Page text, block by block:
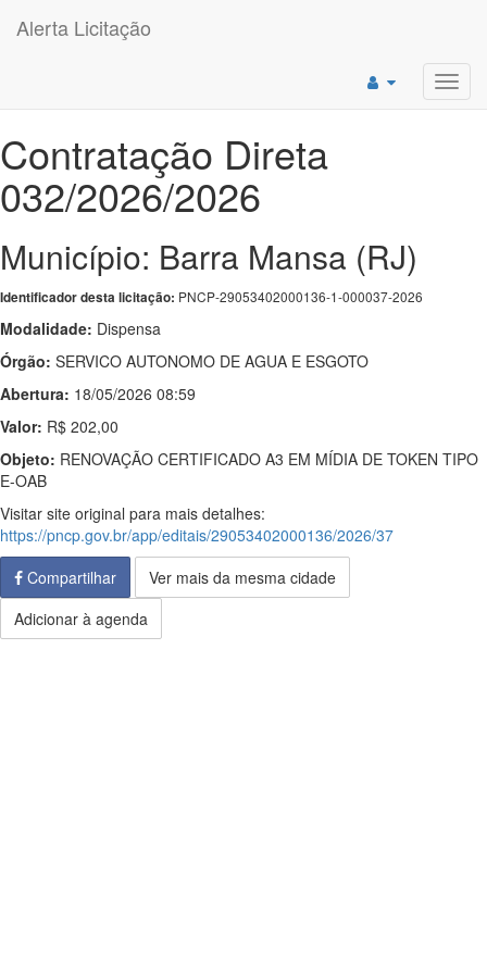
Alerta Licitação
Contratação Direta
032/2026/2026
Município: Barra Mansa (RJ)
Identificador desta licitação: PNCP-29053402000136-1-000037-2026
Modalidade: Dispensa
Órgão: SERVICO AUTONOMO DE AGUA E ESGOTO
Abertura: 18/05/2026 08:59
Valor: R$ 202,00
Objeto: RENOVAÇÃO CERTIFICADO A3 EM MÍDIA DE TOKEN TIPO
E-OAB
Visitar site original para mais detalhes:
https://pncp.gov.br/app/editais/29053402000136/2026/37
Compartilhar
Ver mais da mesma cidade
Adicionar à agenda